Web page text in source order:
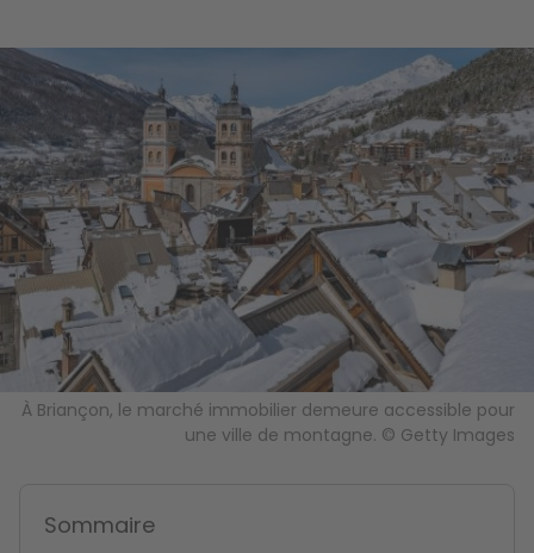
Image
À Briançon, le marché immobilier demeure accessible pour
une ville de montagne. © Getty Images
Sommaire